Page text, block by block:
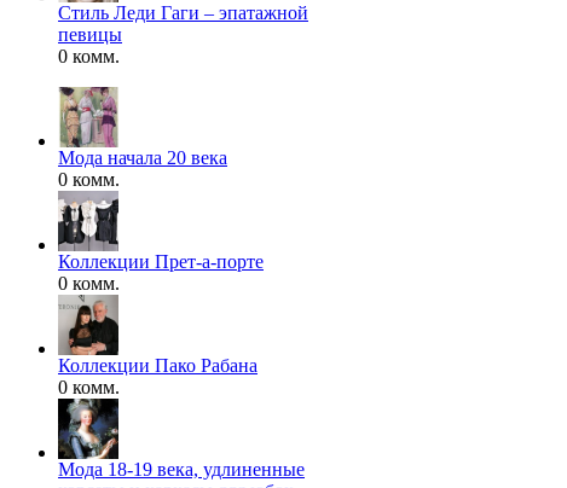
Стиль Леди Гаги – эпатажной
певицы
0 комм.
Мода начала 20 века
0 комм.
Коллекции Прет-а-порте
0 комм.
Коллекции Пако Рабана
0 комм.
Мода 18-19 века, удлиненные